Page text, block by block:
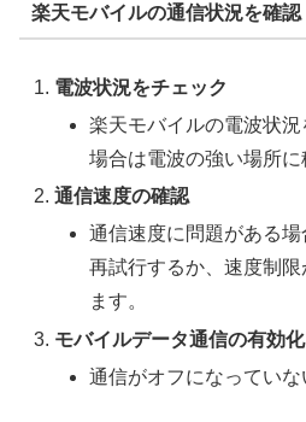
楽天モバイルの通信状況を確認
電波状況をチェック
楽天モバイルの電波状
場合は電波の強い場所に
通信速度の確認
通信速度に問題がある
再試行するか、速度制
ます。
モバイルデータ通信の有効化
通信がオフになっていな